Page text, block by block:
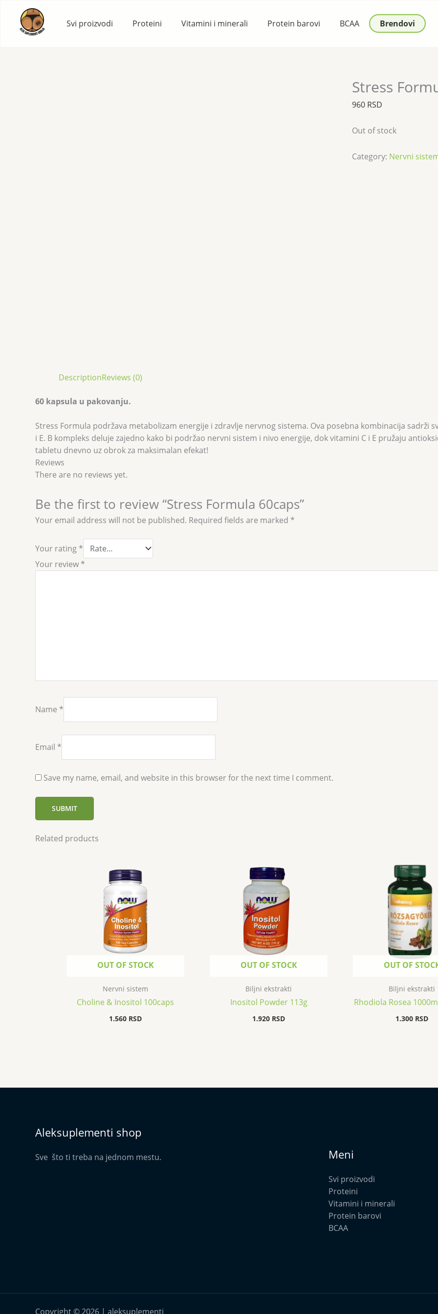
content
Svi proizvodi Proteini Vitamini i minerali Protein barovi BCAA Brendovi
Stress
960 RSD
Out of stock
Category: Nervni
DescriptionReviews (0)
60 kapsula u pakovanju.
Stress Formula podržava metabolizam energije i zdravlje nervnog sistema. Ova posebna kombinacija sadrži
i E. B kompleks deluje zajedno kako bi podržao nervni sistem i nivo energije, dok vitamini C i E pružaju
tabletu dnevno uz obrok za maksimalan efekat!
Reviews
There are no reviews yet.
Be the first to review “Stress Formula 60caps”
Your email address will not be published. Required fields are marked *
Your rating *
Your review *
Name *
Email *
Save my name, email, and website in this browser for the next time I comment.
Related products
OUT OF STOCK
Nervni sistem
Choline & Inositol 100caps
1.560 RSD
OUT OF STOCK
Biljni ekstrakti
Inositol Powder 113g
1.920 RSD
OUT OF
Biljni ekstrakti
Rhodiola Rosea
1.300 RSD
Aleksuplementi shop
Sve što ti treba na jednom mestu. Meni
Svi proizvodi
Proteini
Vitamini i minerali
Protein barovi
BCAA
Copyright © 2026 | aleksuplementi